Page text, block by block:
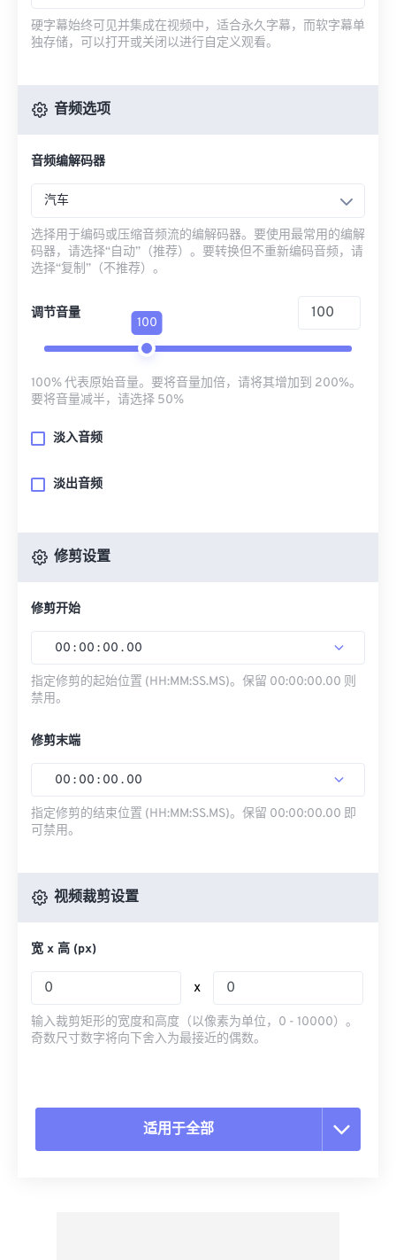
硬字幕始终可见并集成在视频中，适合永久字幕，而软字幕单
独存储，可以打开或关闭以进行自定义观看。
音频选项
音频编解码器
汽车
选择用于编码或压缩音频流的编解码器。要使用最常用的编解
码器，请选择“自动”（推荐）。要转换但不重新编码音频，请
选择“复制”（不推荐）。
调节音量
100
100% 代表原始音量。要将音量加倍，请将其增加到 200%。
要将音量减半，请选择 50%
淡入音频
淡出音频
修剪设置
修剪开始
00 : 00 : 00 . 00
指定修剪的起始位置 (HH:MM:SS.MS)。保留 00:00:00.00 则
禁用。
修剪末端
00 : 00 : 00 . 00
指定修剪的结束位置 (HH:MM:SS.MS)。保留 00:00:00.00 即
可禁用。
视频裁剪设置
宽 x 高 (px)
x
输入裁剪矩形的宽度和高度（以像素为单位，0 - 10000）。
奇数尺寸数字将向下舍入为最接近的偶数。
适用于全部